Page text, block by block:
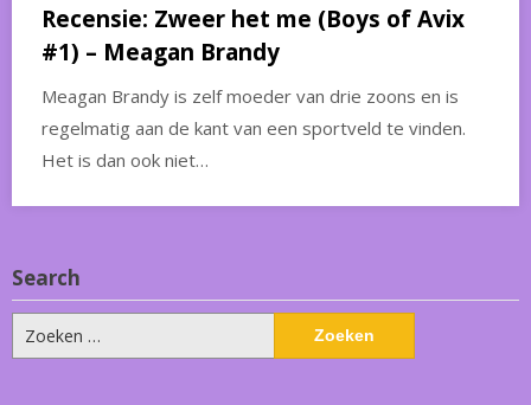
Recensie: Zweer het me (Boys of Avix
#1) – Meagan Brandy
Meagan Brandy is zelf moeder van drie zoons en is
regelmatig aan de kant van een sportveld te vinden.
Het is dan ook niet…
Search
naar: